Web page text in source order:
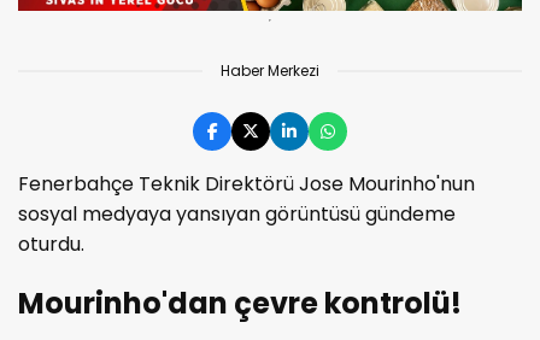
Haber Merkezi
Fenerbahçe Teknik Direktörü Jose Mourinho'nun
sosyal medyaya yansıyan görüntüsü gündeme
oturdu.
Mourinho'dan çevre kontrolü!